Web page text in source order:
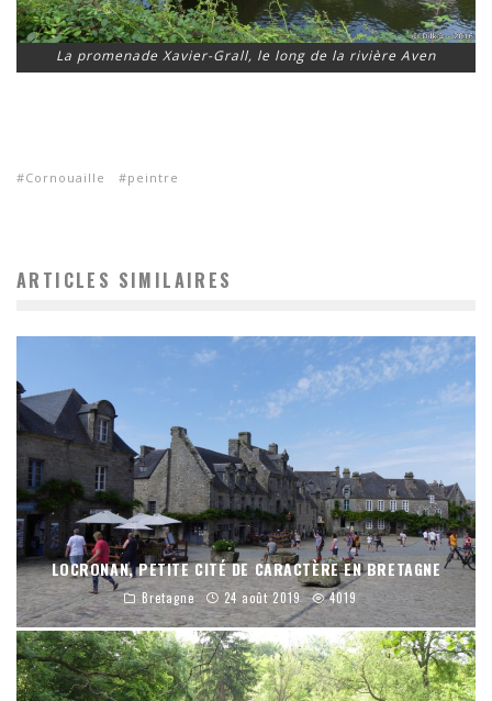
La promenade Xavier-Grall, le long de la rivière Aven
Cornouaille peintre
ARTICLES SIMILAIRES
LOCRONAN, PETITE CITÉ DE CARACTÈRE EN BRETAGNE
Bretagne 24 août 2019 4019